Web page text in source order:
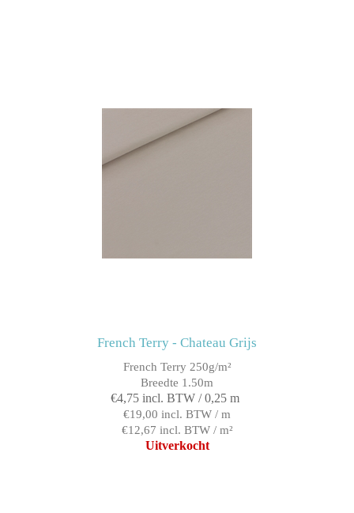
French Terry - Chateau Grijs
French Terry 250g/m²
Breedte 1.50m
€4,75 incl. BTW / 0,25 m
€19,00 incl. BTW / m
€12,67 incl. BTW / m²
Uitverkocht